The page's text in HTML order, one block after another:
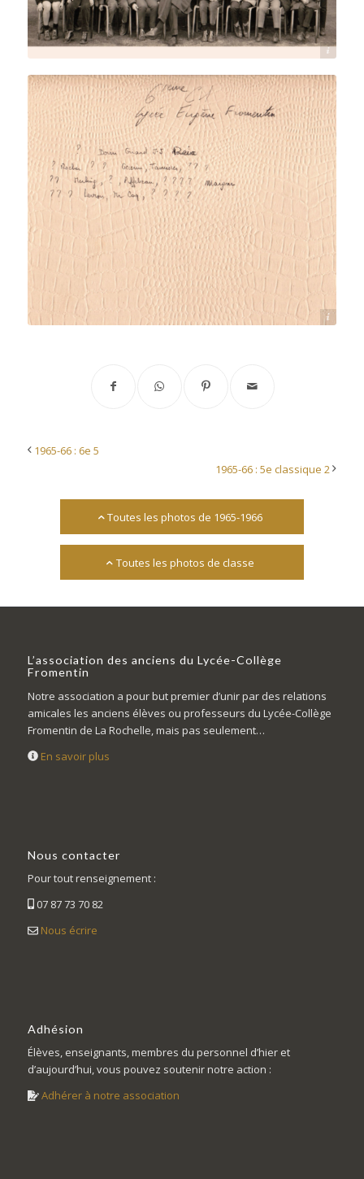
Source : Jean-Jacques Masson-Pilet
Source : Jean-Jacques Masson-Pilet
1965-66 : 6e 5
1965-66 : 5e classique 2
Toutes les photos de 1965-1966
Toutes les photos de classe
L’association des anciens du Lycée-Collège
Fromentin
Notre association a pour but premier d’unir par des relations
amicales les anciens élèves ou professeurs du Lycée-Collège
Fromentin de La Rochelle, mais pas seulement…
En savoir plus
Nous contacter
Pour tout renseignement :
07 87 73 70 82
Nous écrire
Adhésion
Élèves, enseignants, membres du personnel d’hier et
d’aujourd’hui, vous pouvez soutenir notre action :
Adhérer à notre association